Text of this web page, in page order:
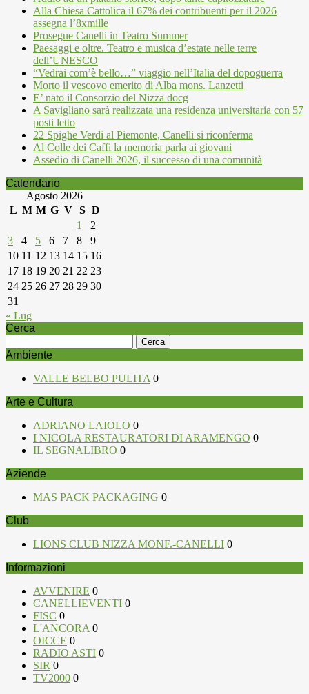
Alla Chiesa Cattolica il 67% dei contribuenti per il 2026
assegna l’8xmille
Prosegue Canelli in Teatro Summer
Paesaggi e oltre. Teatro e musica d’estate nelle terre
dell’UNESCO
“Vedrai com’è bello…” viaggio nell’Italia del dopoguerra
Morto il vescovo emerito di Alba mons. Lanzetti
E’ nato il Consorzio del Nizza docg
A Savigliano sarà realizzata una residenza universitaria con 57
posti letto
22 Spighe Verdi al Piemonte, Canelli si riconferma
Al Colle dei Caffi la memoria parla ai giovani
Assedio di Canelli 2026, il successo di una comunità
Calendario
Agosto 2026
L M M G V S D
1
2
3
4 5 6 7 8
9
10 11 12 13 14 15 16
17 18 19 20 21 22 23
24 25 26 27 28 29 30
31
« Lug
Cerca
per:
Ambiente
VALLE BELBO PULITA 0
Arte e Cultura
ADRIANO LAIOLO 0
I NICOLA RESTAURATORI DI ARAMENGO 0
IL SEGNALIBRO 0
Aziende
MAS PACK PACKAGING 0
Club
LIONS CLUB NIZZA MONF.-CANELLI 0
Informazioni
AVVENIRE 0
CANELLIEVENTI 0
FISC 0
L'ANCORA 0
OICCE 0
RADIO ASTI 0
SIR 0
TV2000 0